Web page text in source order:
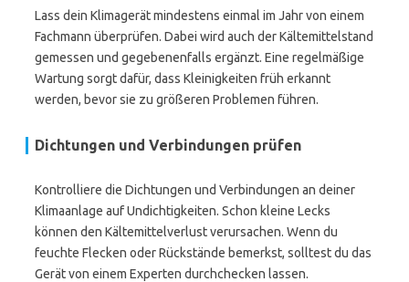
Lass dein Klimagerät mindestens einmal im Jahr von einem
Fachmann überprüfen. Dabei wird auch der Kältemittelstand
gemessen und gegebenenfalls ergänzt. Eine regelmäßige
Wartung sorgt dafür, dass Kleinigkeiten früh erkannt
werden, bevor sie zu größeren Problemen führen.
Dichtungen und Verbindungen prüfen
Kontrolliere die Dichtungen und Verbindungen an deiner
Klimaanlage auf Undichtigkeiten. Schon kleine Lecks
können den Kältemittelverlust verursachen. Wenn du
feuchte Flecken oder Rückstände bemerkst, solltest du das
Gerät von einem Experten durchchecken lassen.